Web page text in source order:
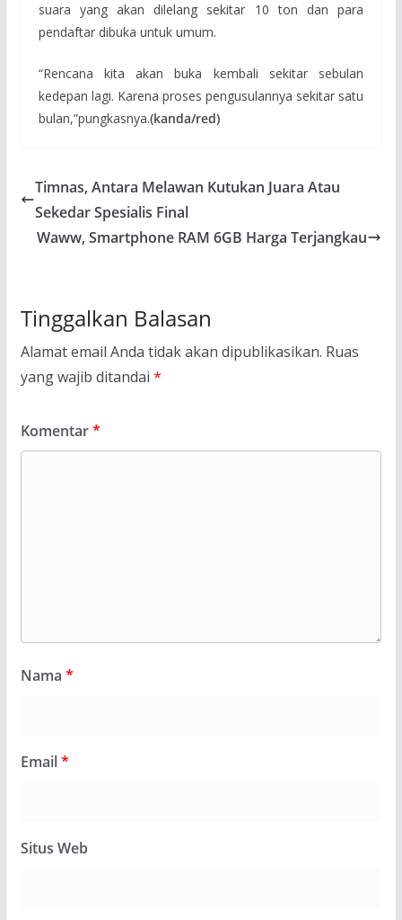
suara yang akan dilelang sekitar 10 ton dan para
pendaftar dibuka untuk umum.
“Rencana kita akan buka kembali sekitar sebulan
kedepan lagi. Karena proses pengusulannya sekitar satu
bulan,”pungkasnya.(kanda/red)
Timnas, Antara Melawan Kutukan Juara Atau
Sekedar Spesialis Final
Waww, Smartphone RAM 6GB Harga Terjangkau
Tinggalkan Balasan
Alamat email Anda tidak akan dipublikasikan. Ruas
yang wajib ditandai *
Komentar*
Nama *
Email*
Situs Web